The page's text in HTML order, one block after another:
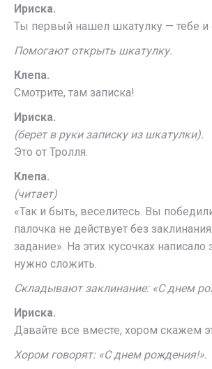
Ириска.
Ты первый нашел шкатулку — тебе и
Помогают открыть шкатулку.
Клепа.
Смотрите, там записка!
Ириска.
(берет в руки записку из шкатулки).
Это от Тролля.
Клепа.
(читает)
«Так и быть, веселитесь. Вы
палочка не действует без
задание». На этих кусочках написало
нужно сложить.
Складывают заклинание: «С днем
Ириска.
Давайте все вместе, хором скажем
Хором говорят: «С днем рождения!».